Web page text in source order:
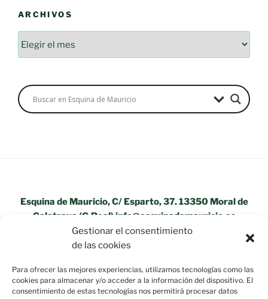
Gestionar el consentimiento
de las cookies
Para ofrecer las mejores experiencias, utilizamos tecnologías como las
cookies para almacenar y/o acceder a la información del dispositivo. El
consentimiento de estas tecnologías nos permitirá procesar datos
ARCHIVOS
Esquina de Mauricio, C/ Esparto, 37. 13350 Moral de
Calatrava (C.Real) info@esquinademauricio.es
«Aviso Legal»